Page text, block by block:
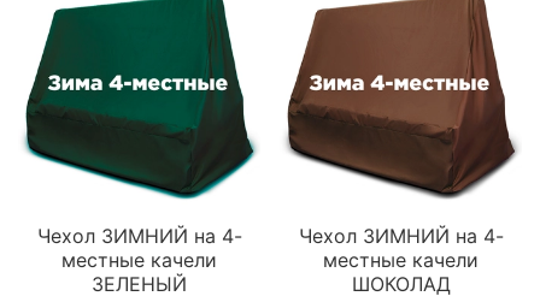
Чехол ЗИМНИЙ на 4-
местные качели
ЗЕЛЕНЫЙ
Чехол ЗИМНИЙ на 4-
местные качели
ШОКОЛАД